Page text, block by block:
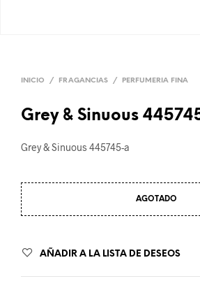
INICIO / FRAGANCIAS / PERFUMERIA FINA
Grey & Sinuous
Grey & Sinuous 445745-a
AGOTADO
AÑADIR A LA LISTA DE DESEOS